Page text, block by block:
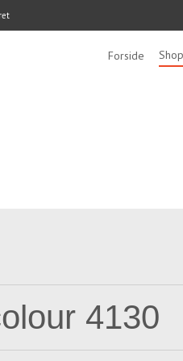
Forside Shop
4130